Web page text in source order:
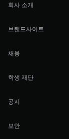
회사 소개
브랜드사이트
채용
학생 재단
공지
보안